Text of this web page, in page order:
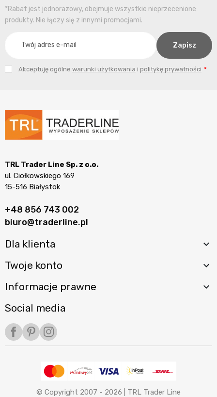
*Rabat jest jednorazowy, obejmuje wszystkie nieprzecenione
produkty. Nie łączy się z innymi promocjami.
Akceptuję ogólne warunki użytkowania i politykę prywatności
TRL Trader Line Sp. z o.o.
ul. Ciołkowskiego 169
15-516 Białystok
+48 856 743 002
biuro@traderline.pl
Dla klienta 
Twoje konto 
Informacje prawne 
Social media
Facebook
PinterestInstagram
© Copyright 2007 - 2026 | TRL Trader Line